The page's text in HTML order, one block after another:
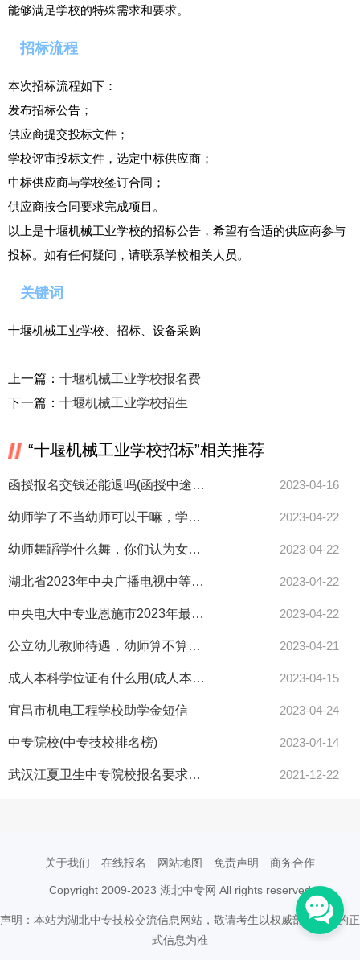
能够满足学校的特殊需求和要求。
招标流程
本次招标流程如下：
发布招标公告；
供应商提交投标文件；
学校评审投标文件，选定中标供应商；
中标供应商与学校签订合同；
供应商按合同要求完成项目。
以上是十堰机械工业学校的招标公告，希望有合适的供应商参与
投标。如有任何疑问，请联系学校相关人员。
关键词
十堰机械工业学校、招标、设备采购
上一篇： 十堰机械工业学校报名费
下一篇： 十堰机械工业学校招生
“十堰机械工业学校招标”相关推荐
函授报名交钱还能退吗(函授中途退学学费退吗) 2023-04-16
幼师学了不当幼师可以干嘛，学学前教育的如果不当幼师，还能干什么？ 2023-04-22
幼师舞蹈学什么舞，你们认为女生学幼师好吗？ 2023-04-22
湖北省2023年中央广播电视中等专业学校（电大中专）成人中专官方最新报考网站 2023-04-22
中央电大中专业恩施市2023年最新报名简章（官方发布）电大中专 2023-04-22
公立幼儿教师待遇，幼师算不算老师？ 2023-04-21
成人本科学位证有什么用(成人本科有必要拿学位证吗) 2023-04-15
宜昌市机电工程学校助学金短信 2023-04-24
中专院校(中专技校排名榜) 2023-04-14
武汉江夏卫生中专院校报名要求什么条件？ 2021-12-22
关于我们 在线报名 网站地图 免责声明 商务合作
Copyright 2009-2023 湖北中专网 All rights reserved
声明：本站为湖北中专技校交流信息网站，敬请考生以权威部门公布的正
式信息为准